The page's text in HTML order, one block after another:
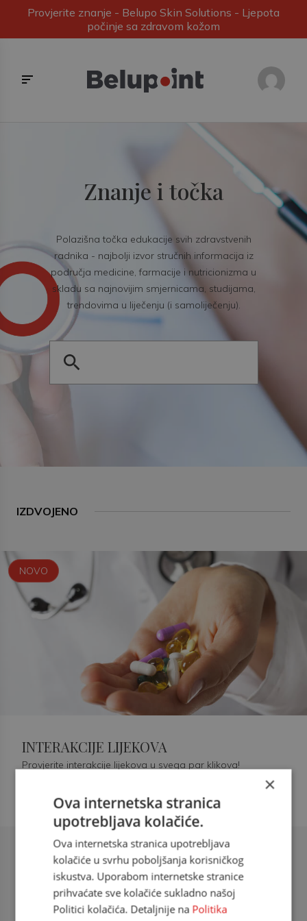
Provjerite znanje - Belupo Skin Solutions - Ljepota
počinje sa zdravom kožom
Znanje i točka
Polazišna točka edukacije svih zdravstvenih
radnika - najbolji izvor stručnih informacija iz
područja medicine, farmacije i nutricionizma u
skladu sa najnovijim smjernicama, studijama,
trendovima u liječenju (i samoliječenju).
IZDVOJENO
Šećerna bolest tip 2 = kardiovaskularna
doc. dr. sc. Višnja Kokić Maleš,
dr.med., specijalististica
NOVO
INTERAKCIJE LIJEKOVA
Provjerite interakcije lijekova u svega par klikova!
×
Ova internetska stranica
upotrebljava kolačiće.
Ova internetska stranica upotrebljava
kolačiće u svrhu poboljšanja korisničkog
iskustva. Uporabom internetske stranice
prihvaćate sve kolačiće sukladno našoj
Politici kolačića. Detaljnije na Politika